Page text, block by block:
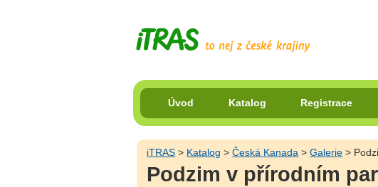
Úvod Katalog Registrace
iTRAS > Katalog >Česká Kanada >Galerie >
Podzim v přírodním